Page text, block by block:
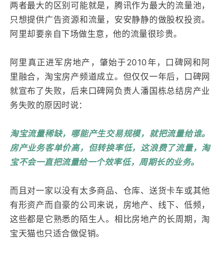
两者最大的区别可能就是，腾讯作为最大的流量池，
只想提供广告资源和流量，安安静静的做股权投资。
阿里却要亲自下场做生意，他的流量很珍贵。
阿里真正进军房地产，肇始于2010年，口碑网和阿
里融合，淘宝房产频道成立。但仅仅一年后，口碑网
就宣布了失败，后来口碑网负责人潘国栋总结房产业
务失败的原因时说：
淘宝流量稀缺，哪能产生交易规模，就把流量给谁。
房产业务客单价高，但转换率低，这浪费了流量，淘
宝不会一直把流量给一个效率低，周期长的业务。
而且对一家以没有太多商品、仓库、送货卡车或其他
有形资产而自豪的公司来说，房地产、线下、低频，
这些都是它熟悉的陌生人。相比房地产的长周期，淘
宝天猫也只适合做促销。